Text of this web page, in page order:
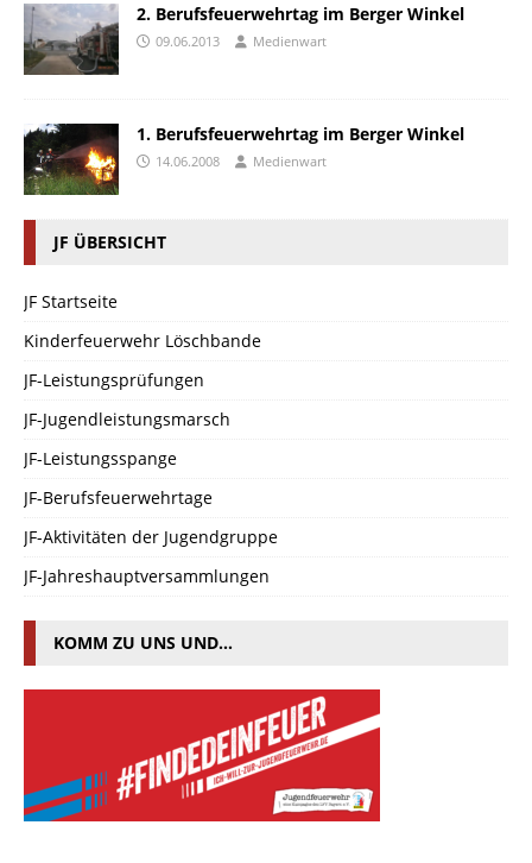
2. Berufsfeuerwehrtag im Berger Winkel
09.06.2013 Medienwart
1. Berufsfeuerwehrtag im Berger Winkel
14.06.2008 Medienwart
JF ÜBERSICHT
JF Startseite
Kinderfeuerwehr Löschbande
JF-Leistungsprüfungen
JF-Jugendleistungsmarsch
JF-Leistungsspange
JF-Berufsfeuerwehrtage
JF-Aktivitäten der Jugendgruppe
JF-Jahreshauptversammlungen
KOMM ZU UNS UND…